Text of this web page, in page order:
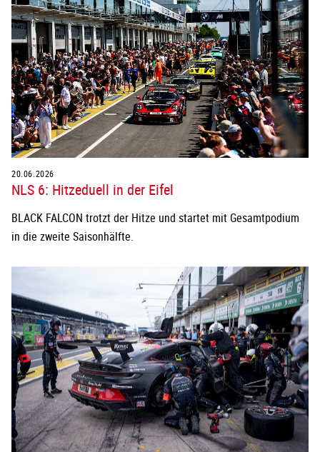
20.06.2026
NLS 6: Hitzeduell in der Eifel
BLACK FALCON trotzt der Hitze und startet mit Gesamtpodium
in die zweite Saisonhälfte.